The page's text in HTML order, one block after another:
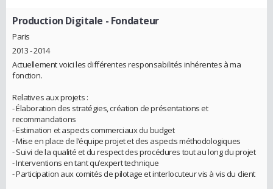
Production Digitale - Fondateur
Paris
2013 - 2014
Actuellement voici les différentes responsabilités inhérentes à ma
fonction.
Relatives aux projets :
- Élaboration des stratégies, création de présentations et
recommandations
- Estimation et aspects commerciaux du budget
- Mise en place de l’équipe projet et des aspects méthodologiques
- Suivi de la qualité et du respect des procédures tout au long du projet
- Interventions en tant qu’expert technique
- Participation aux comités de pilotage et interlocuteur vis à vis du client